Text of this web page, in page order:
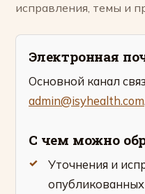
исправления, темы и
Электронная
Основной канал
admin@isyhealth.com.
С чем можно
Уточнения и